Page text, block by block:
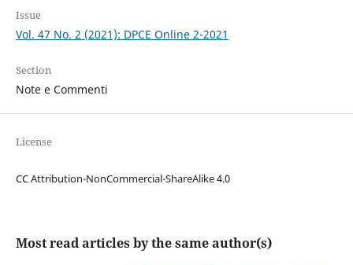
Issue
Vol. 47 No. 2 (2021): DPCE Online 2-2021
Section
Note e Commenti
License
CC Attribution-NonCommercial-ShareAlike 4.0
Most read articles by the same author(s)